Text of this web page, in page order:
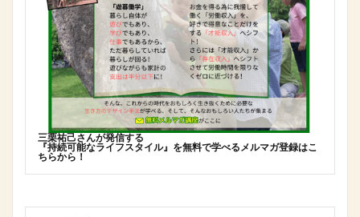
三栗祐己さんが発信する
『持続可能なライフスタイル』を無料で学べるメルマガ登録はこ
ちらから！